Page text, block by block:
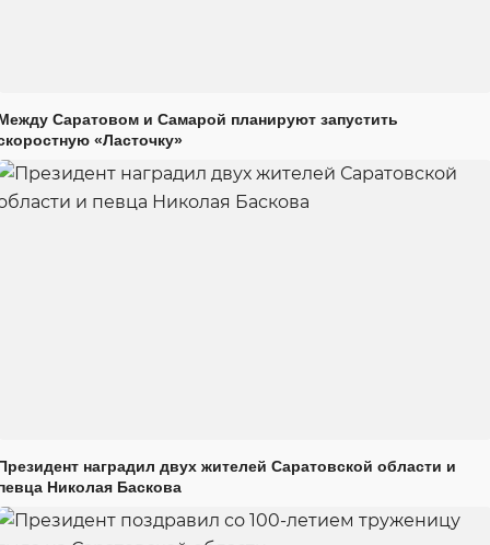
Саратовом и Самарой планируют запустить
«Ласточку»
наградил двух жителей Саратовской области и
Николая Баскова